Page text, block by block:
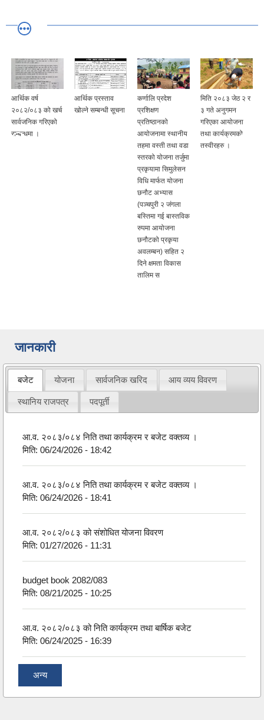
आर्थिक वर्ष
२०८२/०८३ को खर्च
सार्वजनिक गरिएको
सम्बन्धमा ।
आर्थिक प्रस्ताव
खोल्ने सम्बन्धी सूचना
कर्णालि प्रदेश
प्रशिक्षण
प्रतिष्ठानको
आयोजनामा स्थानीय
तहमा वस्ती तथा वडा
स्तरको योजना तर्जुमा
प्रकृयामा सिमुलेसन
विधि मार्फत योजना
छनौट अभ्यास
(पञ्चपुरी २ जंगला
बस्तिमा गई बास्तविक
रुपमा आयोजना
छनौटको प्रकृया
अवलम्बन) सहित २
दिने क्षमता विकास
तालिम स
मिति २०८३ जेठ २ र
३ गते अनुगमन
गरिएका आयोजना
तथा कार्यक्रमको
तस्वीरहरु ।
जानकारी
बजेट योजना सार्वजनिक खरिद आय व्यय विवरण
स्थानिय राजपत्र पदपूर्ती
आ.व. २०८३/०८४ निति तथा कार्यक्रम र बजेट वक्तव्य ।
मिति:06/24/2026 - 18:42
आ.व. २०८३/०८४ निति तथा कार्यक्रम र बजेट वक्तव्य ।
मिति:06/24/2026 - 18:41
आ.व. २०८२/०८३ को संशोधित योजना विवरण
मिति:01/27/2026 - 11:31
budget book 2082/083
मिति:08/21/2025 - 10:25
आ.व. २०८२/०८३ को निति कार्यक्रम तथा बार्षिक बजेट
मिति:06/24/2025 - 16:39
अन्य